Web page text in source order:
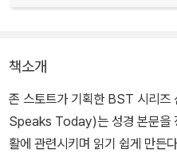
책소개
존 스토트가 기획한 BST 시리
Speaks Today)는 성경 본문을
활에 관련시키며 읽기 쉽게 만든